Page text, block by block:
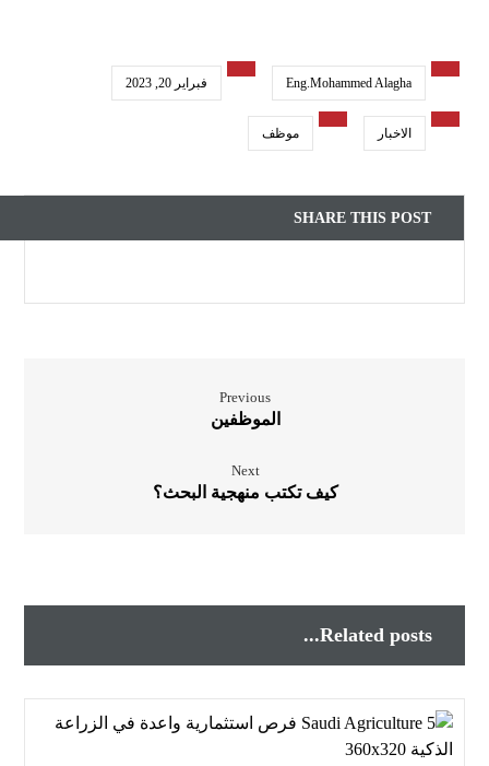
Eng.Mohammed Alagha فبراير 20, 2023
الاخبار موظف
Previous
الموظفين
Next
كيف تكتب منهجية البحث؟
Related posts...